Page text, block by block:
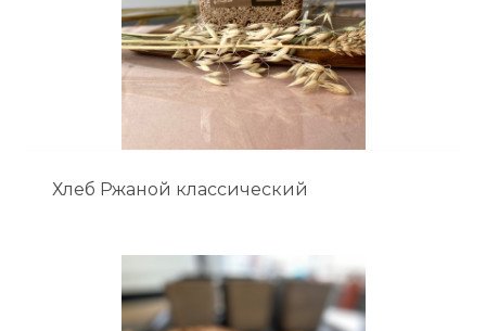
Хлеб Ржаной классический